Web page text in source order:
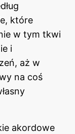
które
w tym tkwi
i
aż w
na coś
akordowe